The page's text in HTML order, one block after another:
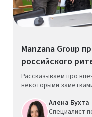
Manzana Group
российского
Рассказываем про
некоторыми
Алена Бухта
Специалист